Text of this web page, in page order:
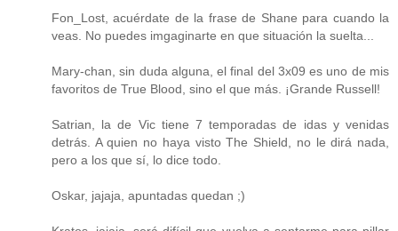
Fon_Lost, acuérdate de la frase de Shane para cuando la
veas. No puedes imgaginarte en que situación la suelta...
Mary-chan, sin duda alguna, el final del 3x09 es uno de mis
favoritos de True Blood, sino el que más. ¡Grande Russell!
Satrian, la de Vic tiene 7 temporadas de idas y venidas
detrás. A quien no haya visto The Shield, no le dirá nada,
pero a los que sí, lo dice todo.
Oskar, jajaja, apuntadas quedan ;)